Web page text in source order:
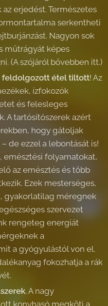
erjedést. Természetes
serkentheti
Nagyon sok
műtrágyát képes
(A szójáról bővebben itt.)
feldolgozott étel tiltott! Az
ízfokozók
és felesleges
A tartósítószerek azért
hogy gátoljak
de ezzel a lebontását is!
emésztési folyamatokat,
az emésztés és több
Ezek mesterséges,
gyakorlatilag méregnek
szervezet
rengeteg energiát
a
a gyógyulástól von el.
fokozhatja a rák
. A nagy
konyhasó megköti a